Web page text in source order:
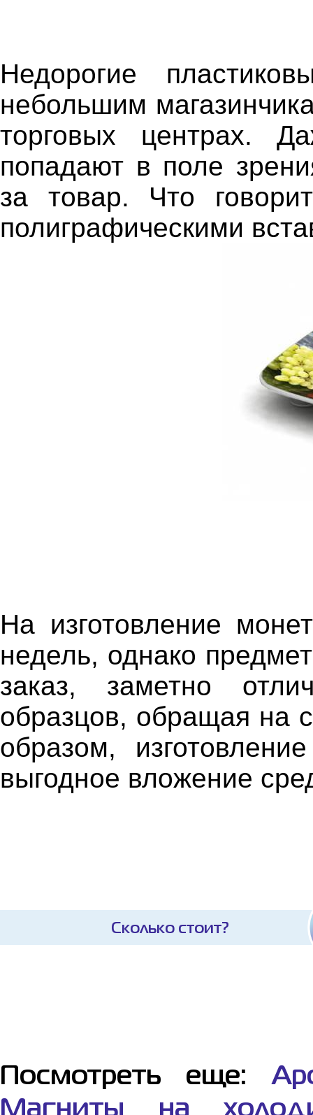
Недорогие
небольшим
торговых центрах.
попадают в поле
за товар. Что
полиграфическими
На изготовление
недель, однако
заказ, заметно
образцов, обращая на
образом,
выгодное вложение
Сколько стоит?
Посмотреть еще:
Магниты на